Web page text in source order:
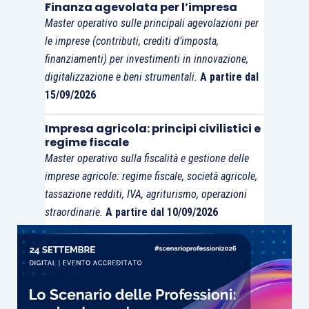
controllo della qualità ISQC Italia 1; ed in base a
detti principiciascunrevisore legale, sebbene
con l’adozione dei sopra descritti criteri di
proporzionalità e adattabilità,deveistituire un
proprio “sistema di controllo interno della
qualità”.
pareredi chi scrive (ma questa sembra essere
anche l’opinione emergente dal succitato
documento di prassi delCNDCEC), i soggetti
abilitati che nonsono società di revisione
potrebberocomunqueessere destinatari di un
controllo “esterno” del proprio “
sistema di
controllo interno della qualità
”, in quanto tale
verificasi porrebbein ogni casocomelegittima
Finanza agevolata per l’impresa
Master operativo sulle principali agevolazioni per
le imprese (contributi, crediti d’imposta,
finanziamenti) per investimenti in innovazione,
digitalizzazione e beni strumentali. A partire dal
15/09/2026
Impresa agricola: principi civilistici e
regime fiscale
Master operativo sulla fiscalità e gestione delle
imprese agricole: regime fiscale, società agricole,
tassazione redditi, IVA, agriturismo, operazioni
straordinarie. A partire dal 10/09/2026